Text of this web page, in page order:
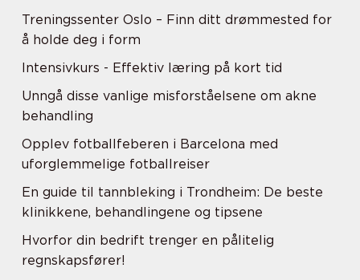
Treningssenter Oslo – Finn ditt drømmested for
å holde deg i form
Intensivkurs - Effektiv læring på kort tid
Unngå disse vanlige misforståelsene om akne
behandling
Opplev fotballfeberen i Barcelona med
uforglemmelige fotballreiser
En guide til tannbleking i Trondheim: De beste
klinikkene, behandlingene og tipsene
Hvorfor din bedrift trenger en pålitelig
regnskapsfører!